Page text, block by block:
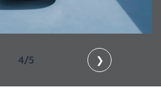
4/5 ❯